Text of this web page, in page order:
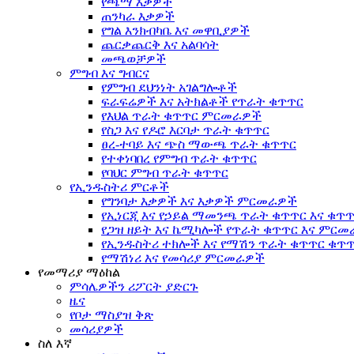
ጠንካራ እቃዎች
የግል እንክብካቤ እና መዋቢያዎች
ጨርቃጨርቅ እና አልባሳት
መጫወቻዎች
ምግብ እና ግብርና
የምግብ ደህንነት አገልግሎቶች
ፍራፍሬዎች እና አትክልቶች የጥራት ቁጥጥር
የእህል ጥራት ቁጥጥር ምርመራዎች
የስጋ እና የዶሮ እርባታ ጥራት ቁጥጥር
ፀረ-ተባይ እና ጭስ ማውጫ ጥራት ቁጥጥር
የተቀነባበረ የምግብ ጥራት ቁጥጥር
የባህር ምግብ ጥራት ቁጥጥር
የኢንዱስትሪ ምርቶች
የግንባታ እቃዎች እና እቃዎች ምርመራዎች
የኢነርጂ እና የኃይል ማመንጫ ጥራት ቁጥጥር እና
የጋዝ ዘይት እና ኬሚካሎች የጥራት ቁጥጥር እና
የኢንዱስትሪ ተክሎች እና የማሽን ጥራት ቁጥጥር
የማሽነሪ እና የመሳሪያ ምርመራዎች
የመማሪያ ማዕከል
ምሳሌዎችን ሪፖርት ያድርጉ
ዜና
የቦታ ማስያዝ ቅጽ
መሳሪያዎች
ስለ እኛ